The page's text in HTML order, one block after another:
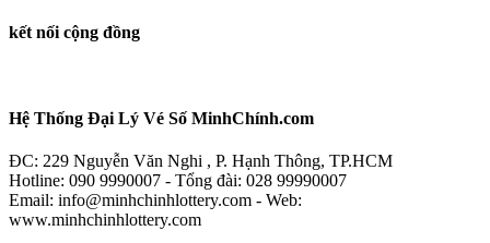
kết nối cộng đồng
Hệ Thống Đại Lý Vé Số MinhChính.com
ĐC: 229 Nguyễn Văn Nghi , P. Hạnh Thông, TP.HCM
Hotline: 090 9990007 - Tổng đài: 028 99990007
Email: info@minhchinhlottery.com - Web:
www.minhchinhlottery.com